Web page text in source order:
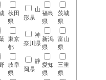
秋田
県
山
形県
福島
県
茨城
県
東京
都
神
奈川県
新潟
県
富山
県
岐阜
県
静
岡県
愛知
県
三重
県